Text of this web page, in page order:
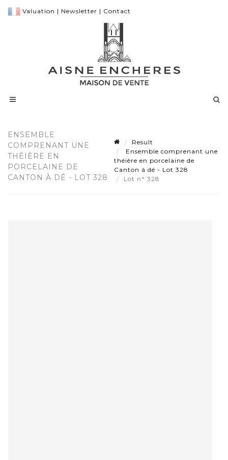
Valuation | Newsletter | Contact
ENSEMBLE
COMPRENANT UNE
THÉIÈRE EN
PORCELAINE DE
CANTON À DÉ - LOT 328
Result
Ensemble comprenant une
théière en porcelaine de
Canton à dé - Lot 328
Lot n° 328